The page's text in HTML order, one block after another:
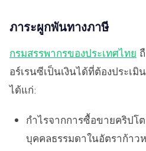
ภาระผูกพันทางภาษี
กรมสรรพากรของประเทศไทย
อร์เรนซีเป็นเงินได้ที่ต้องประเ
ได้แก่:
กำไรจากการซื้อขายคริปโ
บุคคลธรรมดาในอัตราก้าว